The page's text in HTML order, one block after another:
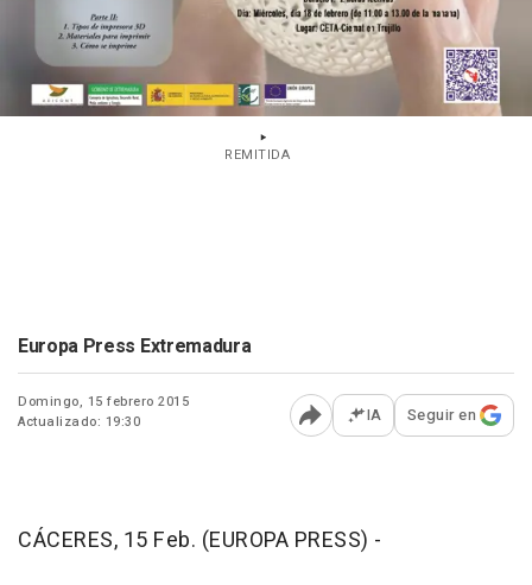
REMITIDA
Europa Press Extremadura
Domingo, 15 febrero 2015
Actualizado: 19:30
Abrir opciones para
IA Seguir en
CÁCERES, 15 Feb. (EUROPA PRESS) -